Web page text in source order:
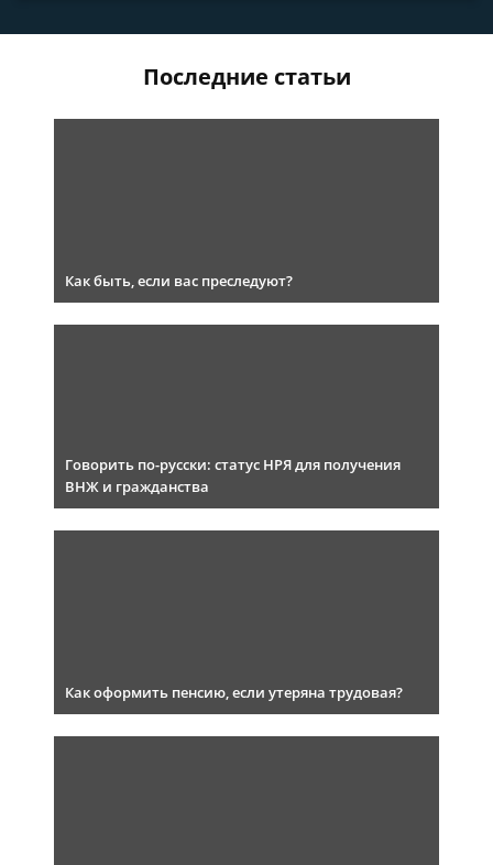
Последние статьи
Как быть, если вас преследуют?
Говорить по-русски: статус НРЯ для получения
ВНЖ и гражданства
Как оформить пенсию, если утеряна трудовая?